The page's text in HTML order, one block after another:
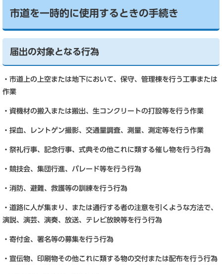
市道を一時的に使用するときの手続き
届出の対象となる行為
・市道上の上空または地下において、保守、管理棟を行う工事または
作業
・資機材の搬入または搬出、生コンクリートの打設等を行う作業
・採血、レントゲン撮影、交通量調査、測量、測定等を行う作業
・祭礼行事、記念行事、式典その他これに類する催し物を行う行為
・競技会、集団行進、パレード等を行う行為
・消防、避難、救護等の訓練を行う行為
・道路に人が集まり、または通行する者の注意を引くような方法で、
演説、演芸、演奏、放送、テレビ放映等を行う行為
・寄付金、署名等の募集を行う行為
・宣伝物、印刷物その他これに類する物の交付または配布を行う行為